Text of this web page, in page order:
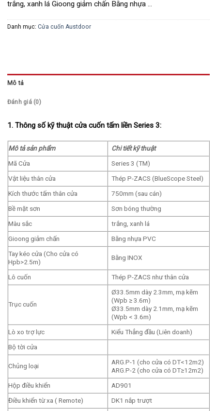
trắng, xanh lá Gioong giảm chấn Bằng nhựa …
Danh mục: Cửa cuốn Austdoor
Mô tả
Đánh giá (0)
1. Thông số kỹ thuật cửa cuốn tấm liền Series 3:
Mô tả sản phẩm
Chi tiết kỹ thuật
Mã Cửa
Series 3 (TM)
Vật liệu thân cửa
Thép P-ZACS (BlueScope Steel)
Kích thước tấm thân cửa
750mm (sau cán)
Bề mặt sơn
Sơn bóng thường
Màu sắc
trắng, xanh lá
Gioong giảm chấn
Bằng nhựa PVC
Tay kéo cửa (Cho cửa có
Hpb>2.5m)
Bằng INOX
Lô cuốn Thép P-ZACS như thân cửa
Trục cuốn
Ø33.5mm dày 2.3mm, mạ kẽm
(Wpb ≥ 3.6m)
Ø33.5mm dày 2.1mm, mạ kẽm
(Wpb < 3.6m)
Lò xo trợ lực
Kiểu Thẳng đầu (Liên doanh)
Bộ tời cửa
Chủng loại
ARG.P-1 (cho cửa có DT<12m2)
ARG.P-2 (cho cửa có DT≥12m2)
Hộp điều khiển
AD901
Điều khiển từ xa ( Remote)
DK1 nắp trượt